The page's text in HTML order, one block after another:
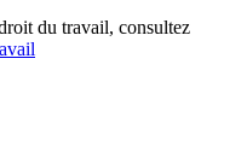
du travail, consultez